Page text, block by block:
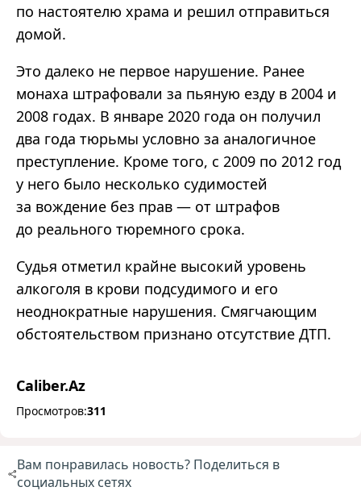
по настоятелю храма и решил отправиться
домой.
Это далеко не первое нарушение. Ранее
монаха штрафовали за пьяную езду в 2004 и
2008 годах. В январе 2020 года он получил
два года тюрьмы условно за аналогичное
преступление. Кроме того, с 2009 по 2012 год
у него было несколько судимостей
за вождение без прав — от штрафов
до реального тюремного срока.
Судья отметил крайне высокий уровень
алкоголя в крови подсудимого и его
неоднократные нарушения. Смягчающим
обстоятельством признано отсутствие ДТП.
Caliber.Az
Просмотров:311
Вам понравилась новость? Поделиться в
социальных сетях